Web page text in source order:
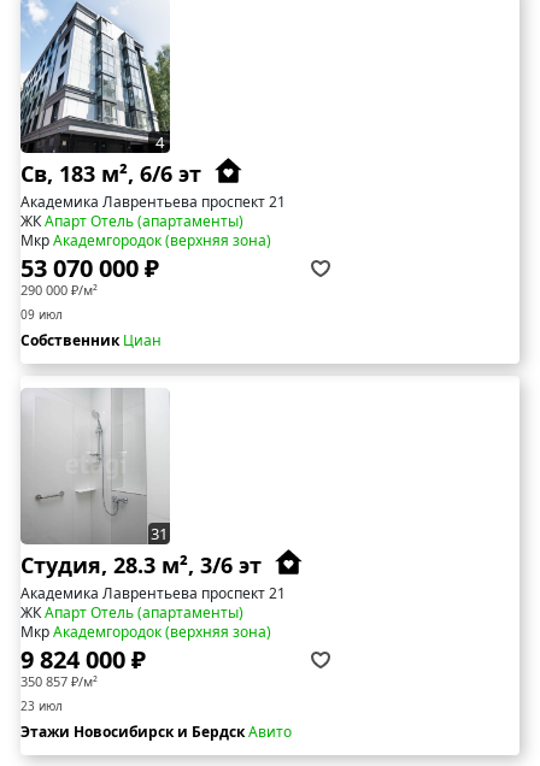
4
Св, 183 м², 6/6 эт
Академика Лаврентьева проспект 21
ЖКАпарт Отель (апартаменты)
МкрАкадемгородок (верхняя зона)
53 070 000 ₽
290 000 ₽/м²
09 июл
СобственникЦиан
31
Студия, 28.3 м², 3/6 эт
Академика Лаврентьева проспект 21
ЖКАпарт Отель (апартаменты)
МкрАкадемгородок (верхняя зона)
9 824 000 ₽
350 857 ₽/м²
23 июл
Этажи Новосибирск и БердскАвито